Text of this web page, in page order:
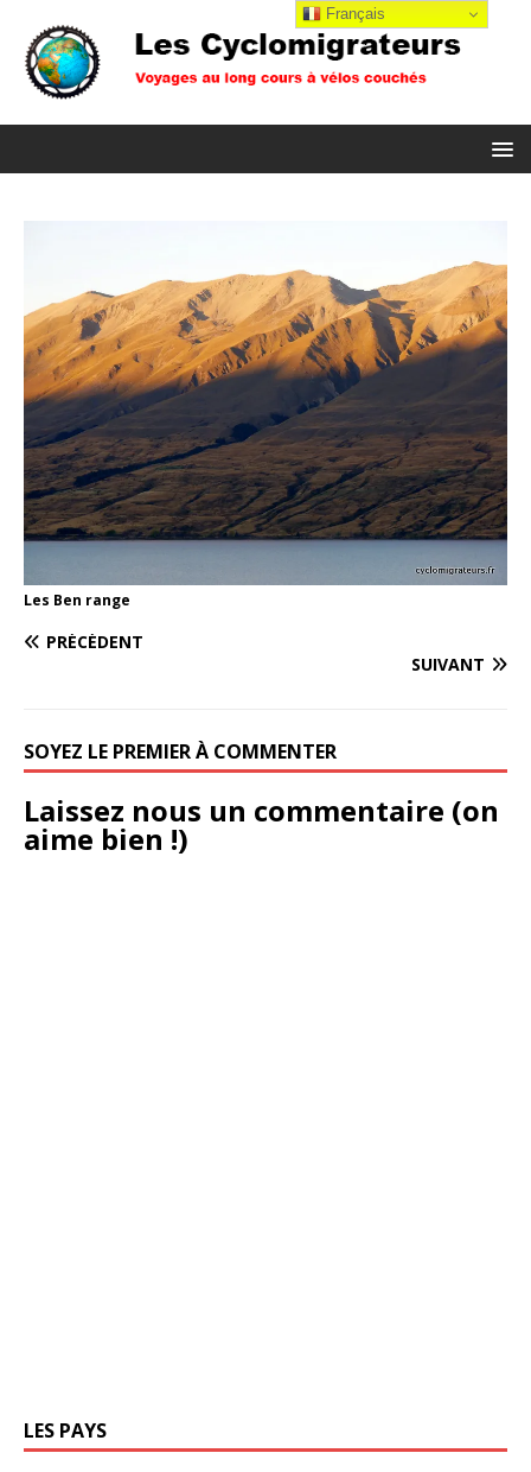
Les Ben range
PRÉCÉDENT
SUIVANT
SOYEZ LE PREMIER À COMMENTER
Laissez nous un commentaire (on
aime bien !)
LES PAYS
Français